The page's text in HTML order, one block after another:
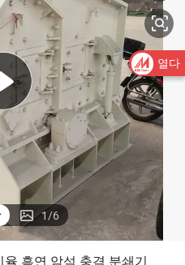
1/6
흑연 암석 충격 분쇄기
열다